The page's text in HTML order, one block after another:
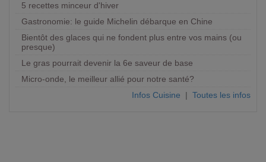
5 recettes minceur d'hiver
Gastronomie: le guide Michelin débarque en Chine
Bientôt des glaces qui ne fondent plus entre vos mains (ou
presque)
Le gras pourrait devenir la 6e saveur de base
Micro-onde, le meilleur allié pour notre santé?
Infos Cuisine | Toutes les infos